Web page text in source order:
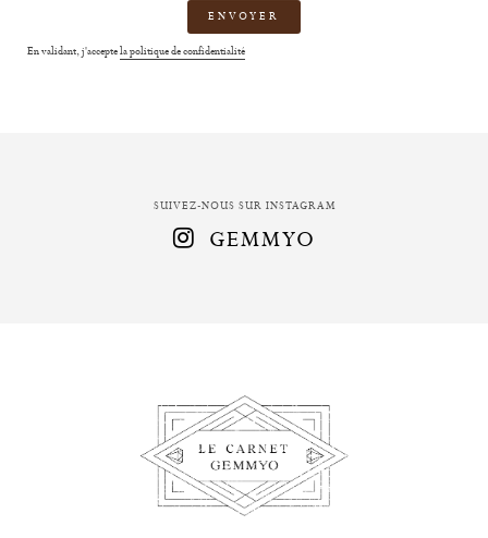
En validant, j'acceptela politique de confidentialité
SUIVEZ-NOUS SUR INSTAGRAM
GEMMYO